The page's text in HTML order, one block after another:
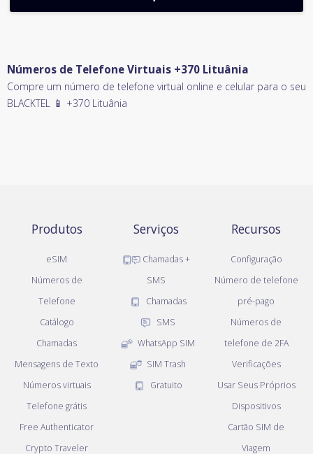
Números de Telefone Virtuais +370 Lituânia
Compre um número de telefone virtual online e celular para o seu
BLACKTEL 📱 +370 Lituânia
Produtos
eSIM
Números de
Telefone
Catálogo
Chamadas
Mensagens de Texto
Números virtuais
Telefone grátis
Free Authenticator
Crypto Traveler
Serviços
Chamadas +
SMS
Chamadas
SMS
WhatsApp SIM
SIM Trash
Gratuito
Recursos
Configuração
Número de telefone
pré-pago
Números de
telefone de 2FA
Verificações
Usar Seus Próprios
Dispositivos
Cartão SIM de
Viagem